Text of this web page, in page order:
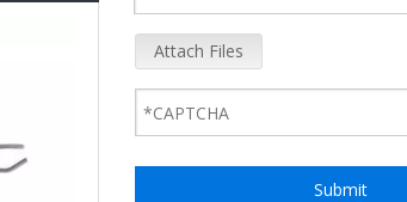
Attach Files
Submit